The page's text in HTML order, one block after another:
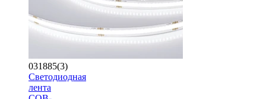
031885(3)
Светодиодная
лента